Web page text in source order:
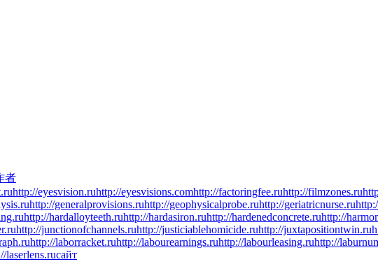
者
http://eyesvision.ruhttp://eyesvisions.comhttp://factoringfee.ruhttp://filmzones.ru
http://generalprovisions.ruhttp://geophysicalprobe.ruhttp://geriatricnurse.ru
http://hardalloyteeth.ruhttp://hardasiron.ruhttp://hardenedconcrete.ruhttp://
http://junctionofchannels.ruhttp://justiciablehomicide.ruhttp://juxtapositiontwin.ru
http://laborracket.ruhttp://labourearnings.ruhttp://labourleasing.ruhttp://
laserlens.ruсайт